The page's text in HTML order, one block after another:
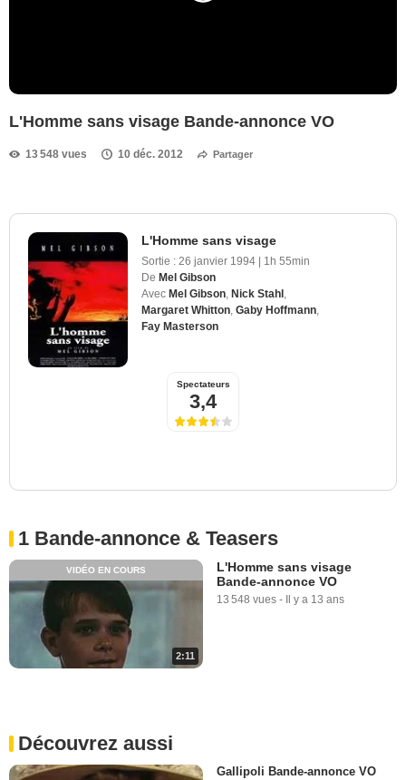
L'Homme sans visage Bande-annonce VO
13 548 vues 10 déc. 2012 Partager
L'Homme sans visage
Sortie : 26 janvier 1994 | 1h 55min
De Mel Gibson
Avec Mel Gibson Nick Stahl
Margaret Whitton Gaby Hoffmann
Fay Masterson
Spectateurs
3,4
1 Bande-annonce & Teasers
2:11
VIDÉO EN COURS
L'Homme sans visage
Bande-annonce VO
13 548 vues - Il y a 13 ans
Découvrez aussi
Gallipoli Bande-annonce VO